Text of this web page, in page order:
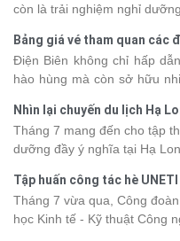
còn là trải nghiệm nghỉ
khác nhau, khiến nhiều du
dưới đây sẽ cập nhật bảng
2026 từ 3 - 6 sao, giúp bạn
trình phù hợp với nhu cầu
Bảng giá vé tham quan các
2026
Điện Biên không chỉ hấp
hào hùng mà còn sở hữu
phá vùng đất này, việc
động hơn trong lịch trình và
khảo bảng giá vé tham quan
năm 2026 ngay dưới đây.
Nhìn lại chuyến du lịch Hạ
Hưng 2026
Tháng 7 mang đến cho tập
dưỡng đầy ý nghĩa tại Hạ
kết, sẻ chia và lưu giữ nhiều
nhìn lại chuyến đi ngập tràn
quên.
Tập huấn công tác hè
Đồ Sơn
Tháng 7 vừa qua, Công
học Kinh tế - Kỹ thuật Công